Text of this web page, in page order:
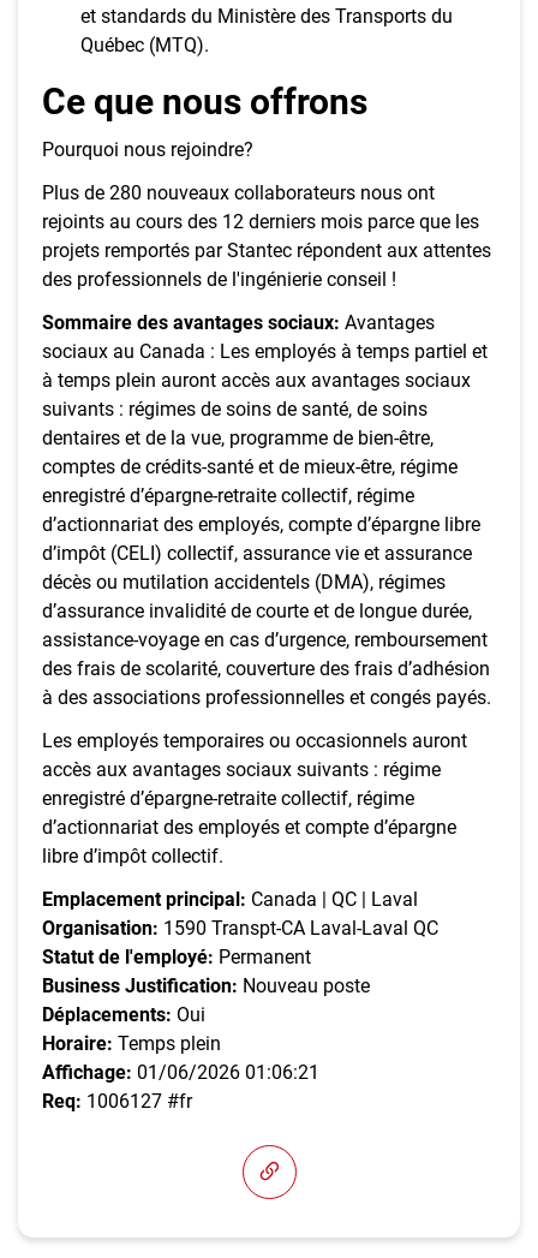
et standards du Ministère des Transports du
Québec (MTQ).
Ce que nous offrons
Pourquoi nous rejoindre?
Plus de 280 nouveaux collaborateurs nous ont
rejoints au cours des 12 derniers mois parce que les
projets remportés par Stantec répondent aux attentes
des professionnels de l'ingénierie conseil !
Sommaire des avantages sociaux: Avantages
sociaux au Canada : Les employés à temps partiel et
à temps plein auront accès aux avantages sociaux
suivants : régimes de soins de santé, de soins
dentaires et de la vue, programme de bien-être,
comptes de crédits-santé et de mieux-être, régime
enregistré d’épargne-retraite collectif, régime
d’actionnariat des employés, compte d’épargne libre
d’impôt (CELI) collectif, assurance vie et assurance
décès ou mutilation accidentels (DMA), régimes
d’assurance invalidité de courte et de longue durée,
assistance-voyage en cas d’urgence, remboursement
des frais de scolarité, couverture des frais d’adhésion
à des associations professionnelles et congés payés.
Les employés temporaires ou occasionnels auront
accès aux avantages sociaux suivants : régime
enregistré d’épargne-retraite collectif, régime
d’actionnariat des employés et compte d’épargne
libre d’impôt collectif.
Emplacement principal: Canada | QC | Laval
Organisation: 1590 Transpt-CA Laval-Laval QC
Statut de l'employé: Permanent
Business Justification: Nouveau poste
Déplacements: Oui
Horaire: Temps plein
Affichage: 01/06/2026 01:06:21
Req: 1006127 #fr